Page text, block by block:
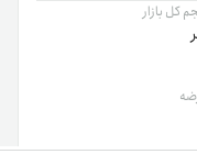
کل بازار